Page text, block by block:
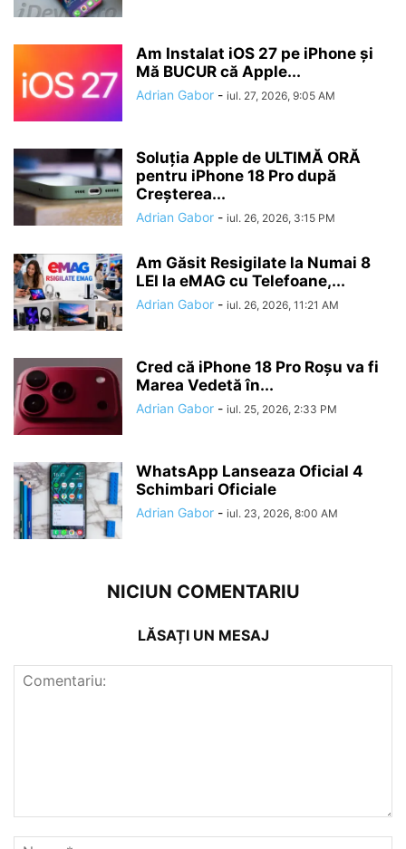
Am Instalat iOS 27 pe iPhone și
Mă BUCUR că Apple...
Adrian Gabor - iul. 27, 2026, 9:05 AM
Soluția Apple de ULTIMĂ ORĂ
pentru iPhone 18 Pro după
Creșterea...
Adrian Gabor - iul. 26, 2026, 3:15 PM
Am Găsit Resigilate la Numai 8
LEI la eMAG cu Telefoane,...
Adrian Gabor - iul. 26, 2026, 11:21 AM
Cred că iPhone 18 Pro Roșu va fi
Marea Vedetă în...
Adrian Gabor - iul. 25, 2026, 2:33 PM
WhatsApp Lanseaza Oficial 4
Schimbari Oficiale
Adrian Gabor - iul. 23, 2026, 8:00 AM
NICIUN COMENTARIU
LĂSAȚI UN MESAJ